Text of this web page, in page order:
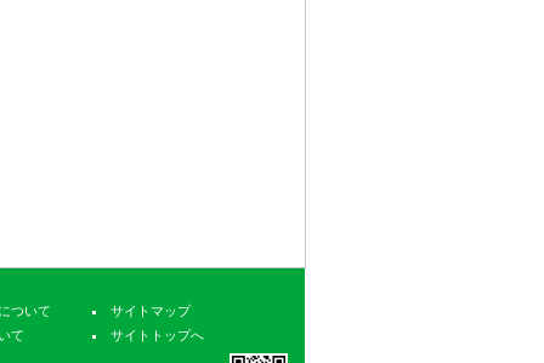
サイトマップ
サイトトップへ
ついて
て